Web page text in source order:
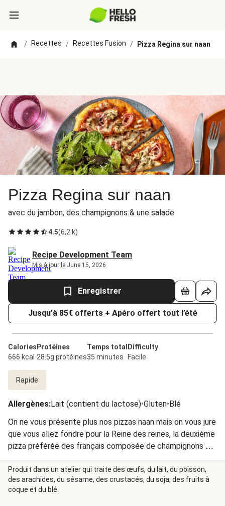
/ Recettes / Recettes Fusion / Pizza Regina sur naan
Pizza Regina sur naan
avec du jambon, des champignons & une salade
4.5(6,2 k)
Recipe Development Team
Mis à jour le June 15, 2026
Enregistrer
Jusqu'à 85€ offerts + Apéro offert tout l’été
Calories
666 kcal
Protéines
28.5g protéines
Temps total
35 minutes
Difficulty
Facile
Rapide
Allergènes:Lait (contient du lactose)•Gluten•Blé
On ne vous présente plus nos pizzas naan mais on vous jure
que vous allez fondre pour la Reine des reines, la deuxième
pizza préférée des français composée de champignons de
Paris et de jambon blanc. Préparez votre sauce tomate
maison en y ajoutant de l’ail, de l’échalote et de l’origan qui
lui apporteront une saveur délicieuse. N’oubliez pas le
fromage !
Produit dans un atelier qui traite des œufs, du lait, du poisson,
des arachides, du sésame, des crustacés, du soja, des fruits à
coque et du blé.